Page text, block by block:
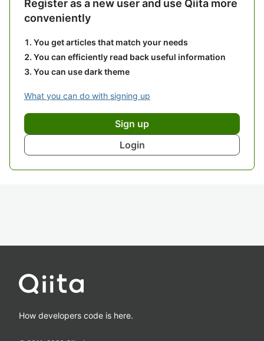
Register as a new user and use Qiita more
conveniently
You get articles that match your needs
You can efficiently read back useful information
You can use dark theme
What you can do with signing up
Sign up
Login
How developers code is here.